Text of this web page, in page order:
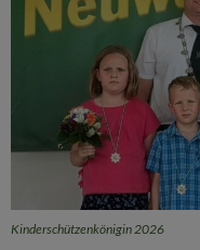
Kinderschützenkönigin 2026